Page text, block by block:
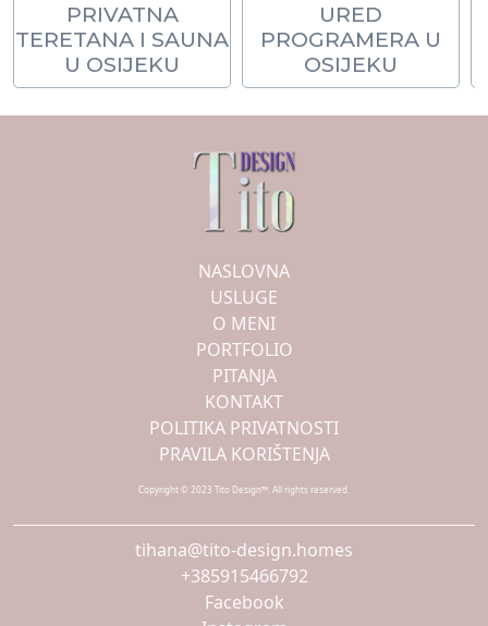
PRIVATNA
TERETANA I SAUNA
U OSIJEKU
URED
PROGRAMERA U
OSIJEKU
NASLOVNA
USLUGE
O MENI
PORTFOLIO
PITANJA
KONTAKT
POLITIKA PRIVATNOSTI
PRAVILA KORIŠTENJA
Copyright © 2023 Tito Design™. All rights reserved.
tihana@tito-design.homes
+385915466792
Facebook